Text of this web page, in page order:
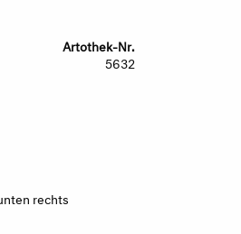
Artothek-Nr.
5632
rechts